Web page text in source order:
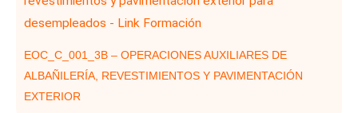
EOC_C_001_3B – OPERACIONES AUXILIARES DE
ALBAÑILERÍA, REVESTIMIENTOS Y PAVIMENTACIÓN
EXTERIOR